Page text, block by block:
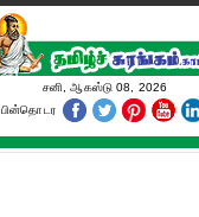
சனி, ஆகஸ்டு 08, 2026
பின்தொடர